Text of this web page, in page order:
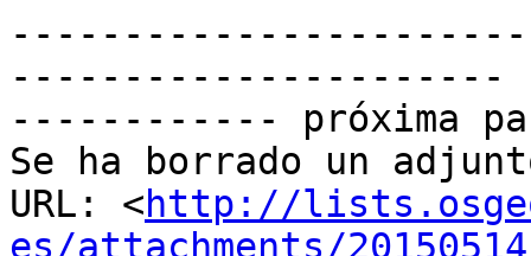
----------------------
------------ próxima
Se ha borrado un
URL: <http://
es/attachments/